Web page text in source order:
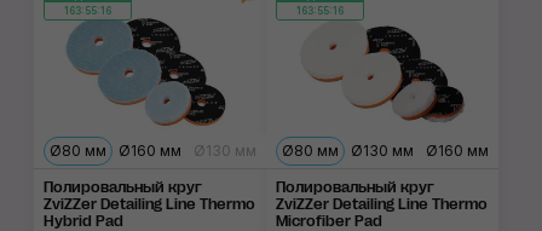
163:55:15
Ø80 мм Ø160 мм Ø130 мм
Полировальный круг
ZviZZer Detailing Line Thermo
Hybrid Pad
163:55:15
Ø80 мм Ø130 мм Ø160 мм
Полировальный круг
ZviZZer Detailing Line Thermo
Microfiber Pad